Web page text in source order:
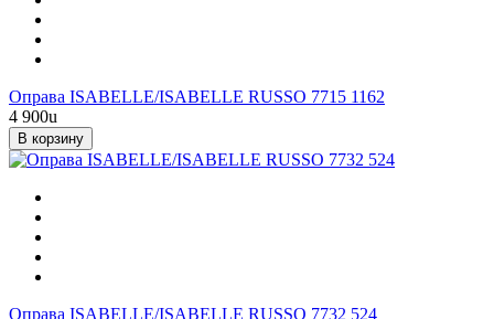
Оправа ISABELLE/ISABELLE RUSSO 7715 1162
4 900u
В корзину
Оправа ISABELLE/ISABELLE RUSSO 7732 524